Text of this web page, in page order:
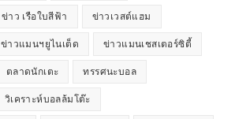
ข่าว เรือใบสีฟ้า ข่าวเวสต์แฮม
ข่าวแมนฯยูไนเต็ด ข่าวแมนเชสเตอร์ซิตี้
ตลาดนักเตะ ทรรศนะบอล
วิเคราะห์บอลล้มโต๊ะ